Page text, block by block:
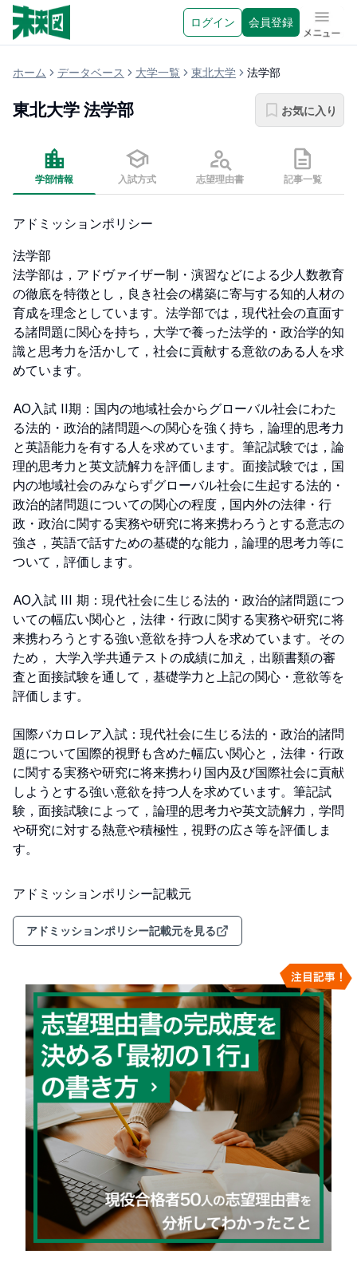
ログイン 会員登録 メニュ
ホーム データベース 大学一覧 東北大学 法学部
東北大学 法学部 お気に入り
学部情報 入試方式 志望理由書 記事一覧
アドミッションポリシー
法学部
法学部は，アドヴァイザー制・演習などによる少人数教育
の徹底を特徴とし，良き社会の構築に寄与する知的人材の
育成を理念としています。法学部では，現代社会の直面す
る諸問題に関心を持ち，大学で養った法学的・政治学的知
識と思考力を活かして，社会に貢献する意欲のある人を求
めています。
AO入試 II期：国内の地域社会からグローバル社会にわた
る法的・政治的諸問題への関心を強く持ち，論理的思考力
と英語能力を有する人を求めています。筆記試験では，論
理的思考力と英文読解力を評価します。面接試験では，国
内の地域社会のみならずグローバル社会に生起する法的・
政治的諸問題についての関心の程度，国内外の法律・行
政・政治に関する実務や研究に将来携わろうとする意志の
強さ，英語で話すための基礎的な能力，論理的思考力等に
ついて，評価します。
AO入試 III 期：現代社会に生じる法的・政治的諸問題につ
いての幅広い関心と，法律・行政に関する実務や研究に将
来携わろうとする強い意欲を持つ人を求めています。その
ため， 大学入学共通テストの成績に加え，出願書類の審
査と面接試験を通して，基礎学力と上記の関心・意欲等を
評価します。
国際バカロレア入試：現代社会に生じる法的・政治的諸問
題について国際的視野も含めた幅広い関心と，法律・行政
に関する実務や研究に将来携わり国内及び国際社会に貢献
しようとする強い意欲を持つ人を求めています。筆記試
験，面接試験によって，論理的思考力や英文読解力，学問
や研究に対する熱意や積極性，視野の広さ等を評価しま
す。
アドミッションポリシー記載元
アドミッションポリシー記載元を見る